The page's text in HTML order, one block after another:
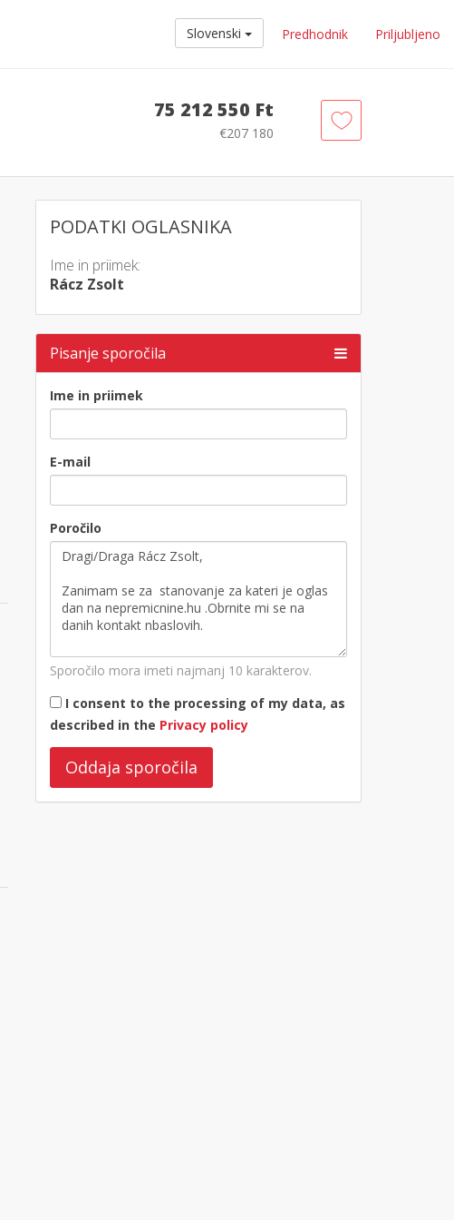
Slovenski Predhodnik Priljubljeno
75 212 550 Ft
€207 180
PODATKI OGLASNIKA
Ime in priimek:
Rácz Zsolt
Pisanje sporočila
Ime in priimek
E-mail
Poročilo
Sporočilo mora imeti najmanj 10 karakterov.
I consent to the processing of my data, as
described in the Privacy policy
Oddaja sporočila